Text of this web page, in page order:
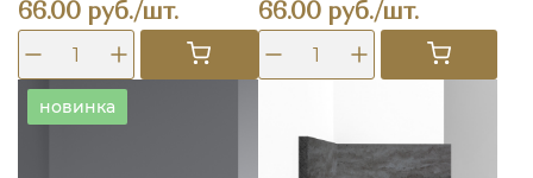
66.00 руб./шт. 66.00 руб./шт.
новинка